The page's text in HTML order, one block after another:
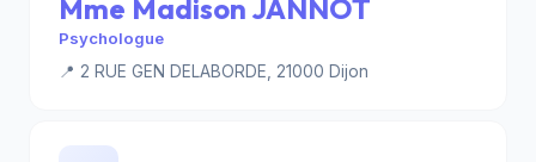
Mme Madison JANNOT
Psychologue
📍 2 RUE GEN DELABORDE, 21000 Dijon